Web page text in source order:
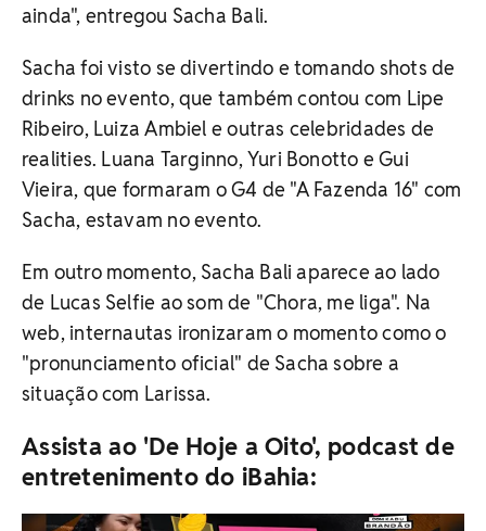
ainda", entregou Sacha Bali.
Sacha foi visto se divertindo e tomando shots de
drinks no evento, que também contou com Lipe
Ribeiro, Luiza Ambiel e outras celebridades de
realities. Luana Targinno, Yuri Bonotto e Gui
Vieira, que formaram o G4 de "A Fazenda 16" com
Sacha, estavam no evento.
Em outro momento, Sacha Bali aparece ao lado
de Lucas Selfie ao som de "Chora, me liga". Na
web, internautas ironizaram o momento como o
"pronunciamento oficial" de Sacha sobre a
situação com Larissa.
Assista ao 'De Hoje a Oito', podcast de
entretenimento do iBahia: